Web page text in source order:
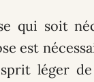
qui soit
est
léger